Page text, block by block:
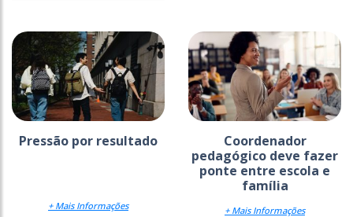
Pressão por resultado
+ Mais Informações
Coordenador
pedagógico deve fazer
ponte entre escola e
família
+ Mais Informações